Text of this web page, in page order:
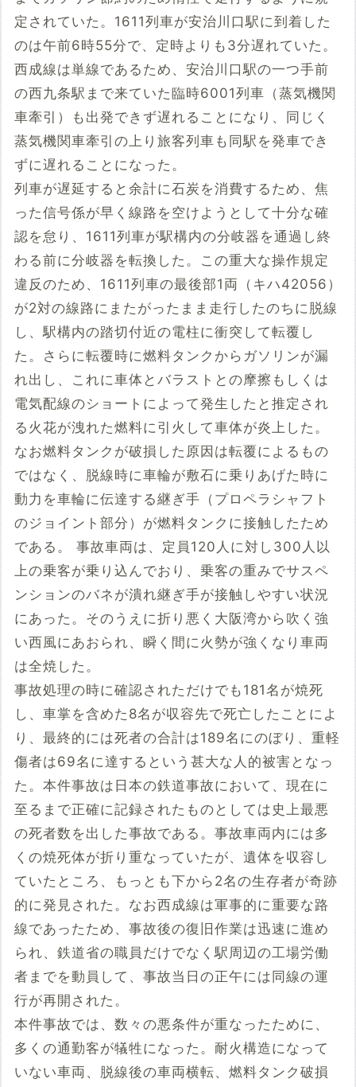
定されていた。1611列車が安治川口駅に到着した
のは午前6時55分で、定時よりも3分遅れていた。
西成線は単線であるため、安治川口駅の一つ手前
の西九条駅まで来ていた臨時6001列車（蒸気機関
車牽引）も出発できず遅れることになり、同じく
蒸気機関車牽引の上り旅客列車も同駅を発車でき
ずに遅れることになった。
列車が遅延すると余計に石炭を消費するため、焦
った信号係が早く線路を空けようとして十分な確
認を怠り、1611列車が駅構内の分岐器を通過し終
わる前に分岐器を転換した。この重大な操作規定
違反のため、1611列車の最後部1両（キハ42056）
が2対の線路にまたがったまま走行したのちに脱線
し、駅構内の踏切付近の電柱に衝突して転覆し
た。さらに転覆時に燃料タンクからガソリンが漏
れ出し、これに車体とバラストとの摩擦もしくは
電気配線のショートによって発生したと推定され
る火花が洩れた燃料に引火して車体が炎上した。
なお燃料タンクが破損した原因は転覆によるもの
ではなく、脱線時に車輪が敷石に乗りあげた時に
動力を車輪に伝達する継ぎ手（プロペラシャフト
のジョイント部分）が燃料タンクに接触したため
である。 事故車両は、定員120人に対し300人以
上の乗客が乗り込んでおり、乗客の重みでサスペ
ンションのバネが潰れ継ぎ手が接触しやすい状況
にあった。そのうえに折り悪く大阪湾から吹く強
い西風にあおられ、瞬く間に火勢が強くなり車両
は全焼した。
事故処理の時に確認されただけでも181名が焼死
し、車掌を含めた8名が収容先で死亡したことによ
り、最終的には死者の合計は189名にのぼり、重軽
傷者は69名に達するという甚大な人的被害となっ
た。本件事故は日本の鉄道事故において、現在に
至るまで正確に記録されたものとしては史上最悪
の死者数を出した事故である。事故車両内には多
くの焼死体が折り重なっていたが、遺体を収容し
ていたところ、もっとも下から2名の生存者が奇跡
的に発見された。なお西成線は軍事的に重要な路
線であったため、事故後の復旧作業は迅速に進め
られ、鉄道省の職員だけでなく駅周辺の工場労働
者までを動員して、事故当日の正午には同線の運
行が再開された。
本件事故では、数々の悪条件が重なったために、
多くの通勤客が犠牲になった。耐火構造になって
いない車両、脱線後の車両横転、燃料タンク破損